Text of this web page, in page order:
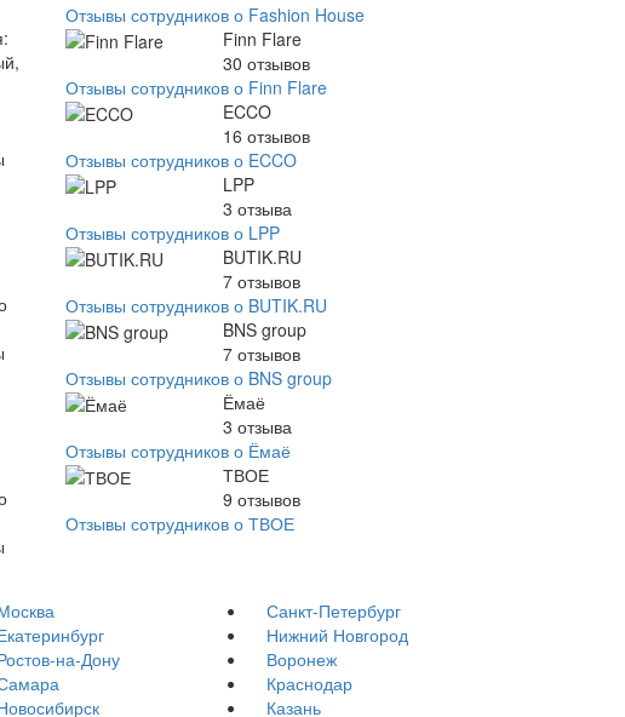
Отзывы сотрудников о Fashion House
Finn Flare
30 отзывов
Отзывы сотрудников о Finn Flare
ECCO
16 отзывов
Отзывы сотрудников о ECCO
LPP
3 отзыва
Отзывы сотрудников о LPP
BUTIK.RU
7 отзывов
Отзывы сотрудников о BUTIK.RU
BNS group
7 отзывов
Отзывы сотрудников о BNS group
Ёмаё
3 отзыва
Отзывы сотрудников о Ёмаё
ТВОЕ
9 отзывов
Отзывы сотрудников о ТВОЕ
Санкт-Петербург
Нижний Новгород
на-Дону
Воронеж
Краснодар
Казань